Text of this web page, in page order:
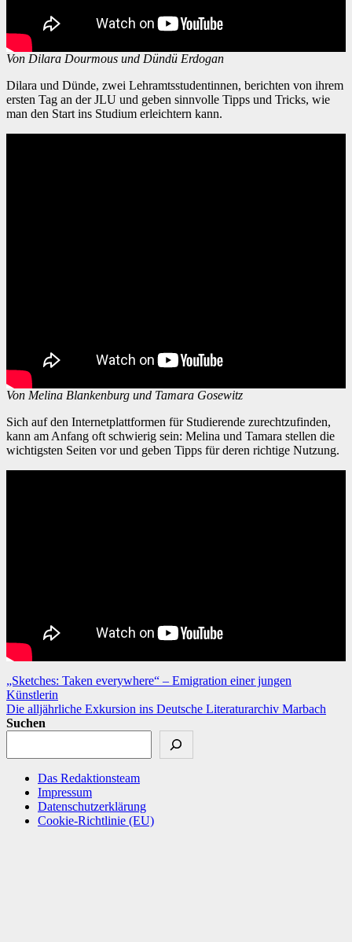
Von Dilara Dourmous und Dündü Erdogan
Dilara und Dünde, zwei Lehramtsstudentinnen, berichten von ihrem
ersten Tag an der JLU und geben sinnvolle Tipps und Tricks, wie
man den Start ins Studium erleichtern kann.
Von Melina Blankenburg und Tamara Gosewitz
Sich auf den Internetplattformen für Studierende zurechtzufinden,
kann am Anfang oft schwierig sein: Melina und Tamara stellen die
wichtigsten Seiten vor und geben Tipps für deren richtige Nutzung.
Beitragsnavigation
„Sketches: Taken everywhere“ – Emigration einer jungen
Künstlerin
Die alljährliche Exkursion ins Deutsche Literaturarchiv Marbach
Suchen
Das Redaktionsteam
Impressum
Datenschutzerklärung
Cookie-Richtlinie (EU)